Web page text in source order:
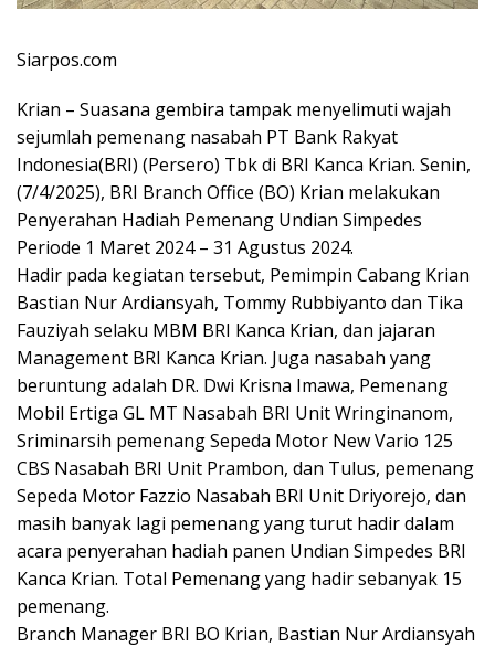
Siarpos.com
Krian – Suasana gembira tampak menyelimuti wajah
sejumlah pemenang nasabah PT Bank Rakyat
Indonesia(BRI) (Persero) Tbk di BRI Kanca Krian. Senin,
(7/4/2025), BRI Branch Office (BO) Krian melakukan
Penyerahan Hadiah Pemenang Undian Simpedes
Periode 1 Maret 2024 – 31 Agustus 2024.
Hadir pada kegiatan tersebut, Pemimpin Cabang Krian
Bastian Nur Ardiansyah, Tommy Rubbiyanto dan Tika
Fauziyah selaku MBM BRI Kanca Krian, dan jajaran
Management BRI Kanca Krian. Juga nasabah yang
beruntung adalah DR. Dwi Krisna Imawa, Pemenang
Mobil Ertiga GL MT Nasabah BRI Unit Wringinanom,
Sriminarsih pemenang Sepeda Motor New Vario 125
CBS Nasabah BRI Unit Prambon, dan Tulus, pemenang
Sepeda Motor Fazzio Nasabah BRI Unit Driyorejo, dan
masih banyak lagi pemenang yang turut hadir dalam
acara penyerahan hadiah panen Undian Simpedes BRI
Kanca Krian. Total Pemenang yang hadir sebanyak 15
pemenang.
Branch Manager BRI BO Krian, Bastian Nur Ardiansyah